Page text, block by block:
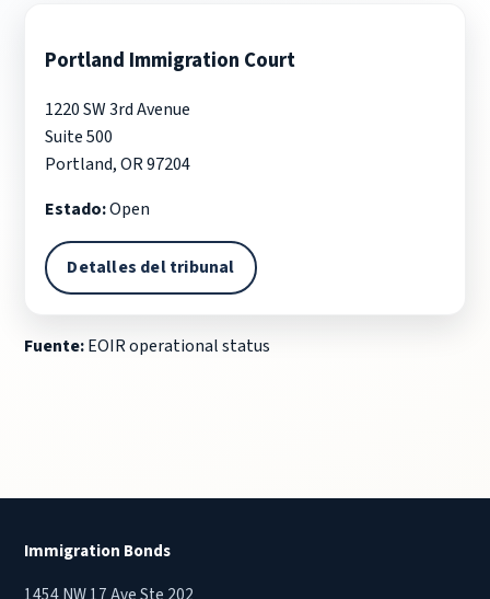
Portland Immigration Court
1220 SW 3rd Avenue
Suite 500
Portland, OR 97204
Estado:Open
Detalles del tribunal
Fuente:EOIR operational status
Immigration Bonds